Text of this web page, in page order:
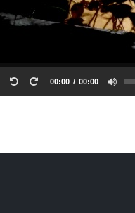
00:00 00:00